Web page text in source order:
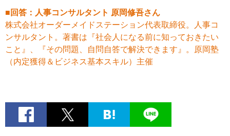
■回答：人事コンサルタント 原岡修吾さん
株式会社オーダーメイドステーション代表取締役。人事コ
ンサルタント。著書は『社会人になる前に知っておきたい
こと』、『その問題、自問自答で解決できます』。原岡塾
（内定獲得＆ビジネス基本スキル）主催